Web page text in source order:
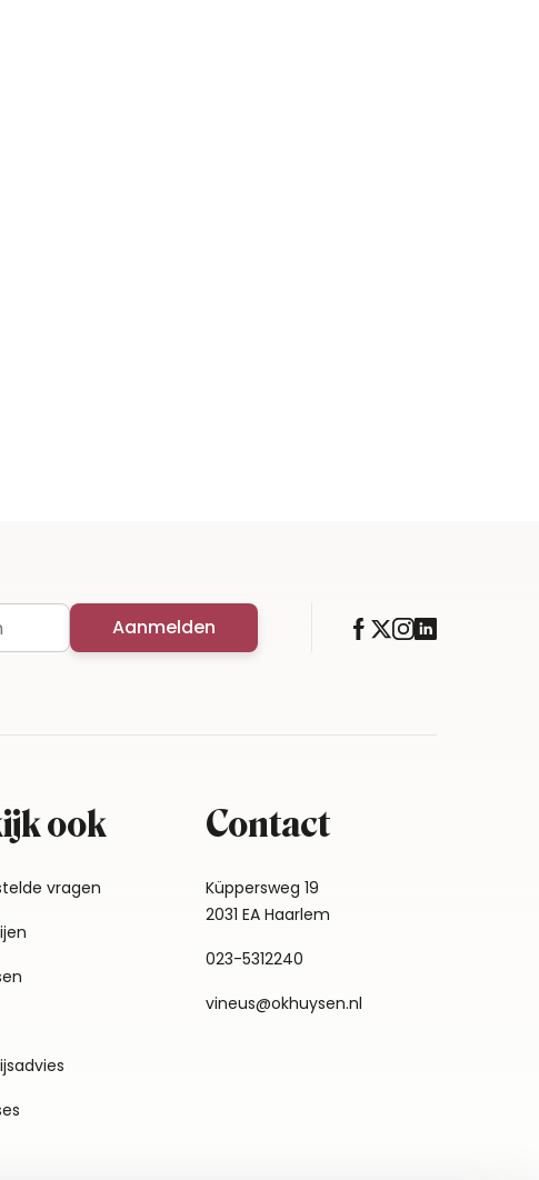
Aanmelden
ook
vragen
Contact
Küppersweg 19
2031 EA Haarlem
023-5312240
vineus@okhuysen.nl